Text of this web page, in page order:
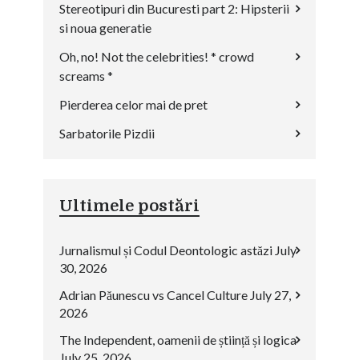
Stereotipuri din Bucuresti part 2: Hipsterii
si noua generatie
Oh, no! Not the celebrities! * crowd
screams *
Pierderea celor mai de pret
Sarbatorile Pizdii
Ultimele postări
Jurnalismul și Codul Deontologic astăzi July
30, 2026
Adrian Păunescu vs Cancel Culture July 27,
2026
The Independent, oamenii de știință și logica